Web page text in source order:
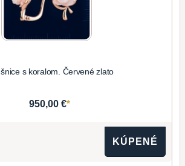
s koralom. Červené zlato
950,00 €*
KÚPENÉ